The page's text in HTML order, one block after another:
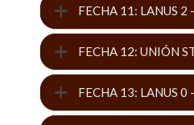
FECHA 11: LANUS 2
FECHA 12: UNIÓN
FECHA 13: LANUS 0